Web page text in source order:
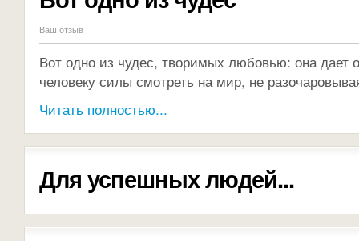
Ваш отзыв
Вот одно из чудес, творимых любовью: она дает
человеку силы смотреть на мир, не
Читать полностью...
Для успешных людей...